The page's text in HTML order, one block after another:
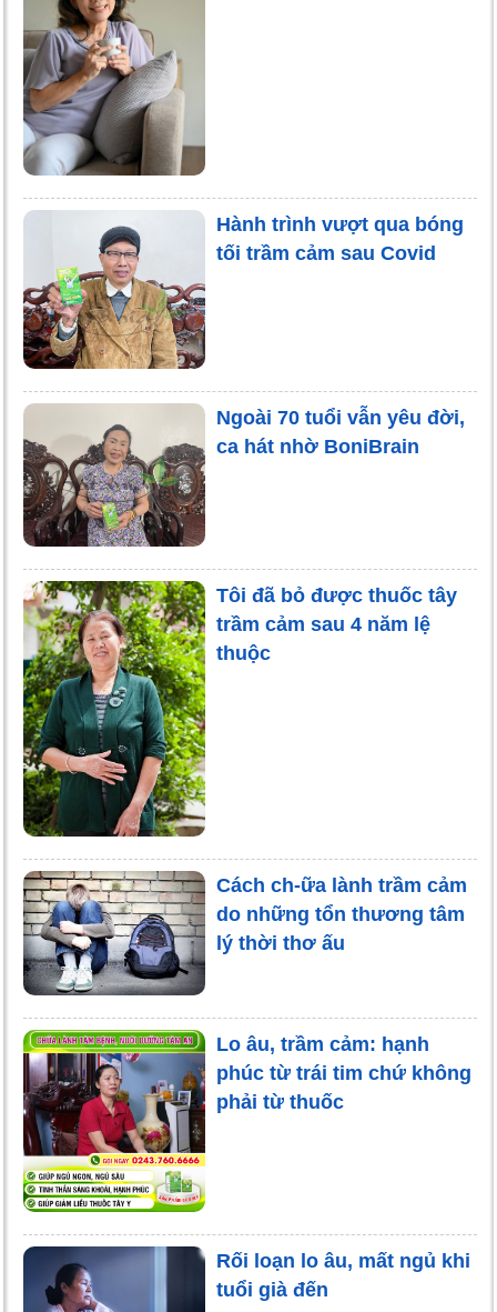
Hành trình vượt qua bóng
tối trầm cảm sau Covid
Ngoài 70 tuổi vẫn yêu đời,
ca hát nhờ BoniBrain
Tôi đã bỏ được thuốc tây
trầm cảm sau 4 năm lệ
thuộc
Cách ch-ữa lành trầm cảm
do những tổn thương tâm
lý thời thơ ấu
Lo âu, trầm cảm: hạnh
phúc từ trái tim chứ không
phải từ thuốc
Rối loạn lo âu, mất ngủ khi
tuổi già đến